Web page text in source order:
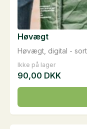
Ikke på lager
Høvægt, digital - sort
Høvægt
90,00 DKK